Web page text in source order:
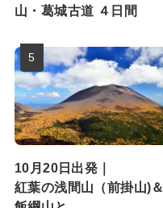
山・葛城古道 ４日間
10月20日出発｜
紅葉の浅間山（前掛山)＆